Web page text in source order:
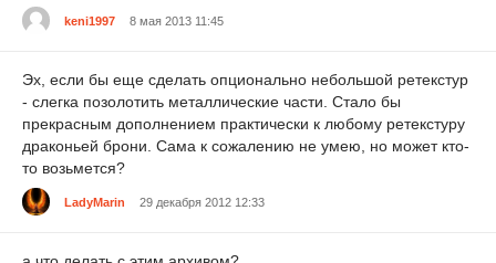
keni1997 8 мая 2013 11:45
Эх, если бы еще сделать опционально небольшой ретекстур
- слегка позолотить металлические части. Стало бы
прекрасным дополнением практически к любому ретекстуру
драконьей брони. Сама к сожалению не умею, но может кто-
то возьмется?
LadyMarin 29 декабря 2012 12:33